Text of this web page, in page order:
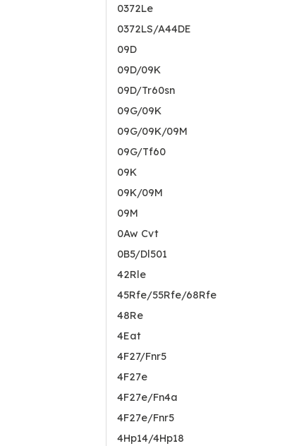
0372Le
0372LS/A44DE
09D
09D/09K
09D/Tr60sn
09G/09K
09G/09K/09M
09G/Tf60
09K
09K/09M
09M
0Aw Cvt
0B5/Dl501
42Rle
45Rfe/55Rfe/68Rfe
48Re
4Eat
4F27/Fnr5
4F27e
4F27e/Fn4a
4F27e/Fnr5
4Hp14/4Hp18